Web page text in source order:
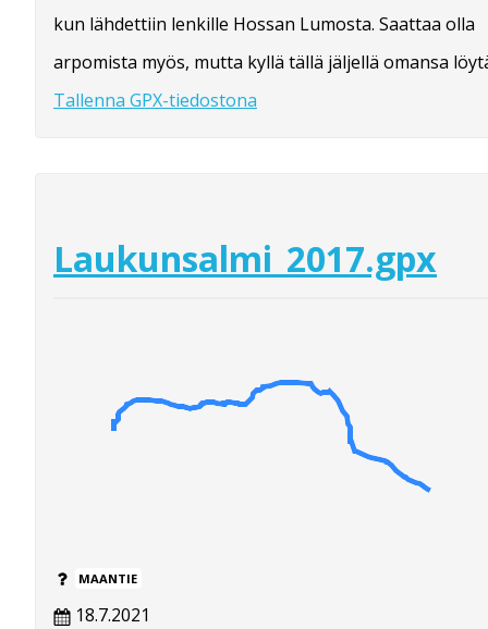
kun lähdettiin lenkille Hossan Lumosta. Saattaa olla
arpomista myös, mutta kyllä tällä jäljellä omansa
Tallenna GPX-tiedostona
Laukunsalmi_2017.gpx
MAANTIE
18.7.2021